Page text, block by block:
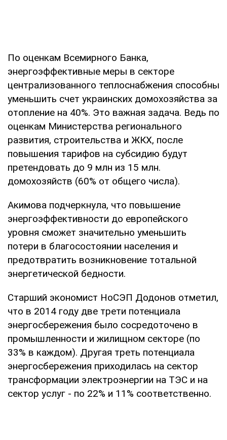
По оценкам Всемирного Банка,
энергоэффективные меры в секторе
централизованного теплоснабжения способны
уменьшить счет украинских домохозяйства за
отопление на 40%. Это важная задача. Ведь по
оценкам Министерства регионального
развития, строительства и ЖКХ, после
повышения тарифов на субсидию будут
претендовать до 9 млн из 15 млн.
домохозяйств (60% от общего числа).
Акимова подчеркнула, что повышение
энергоэффективности до европейского
уровня сможет значительно уменьшить
потери в благосостоянии населения и
предотвратить возникновение тотальной
энергетической бедности.
Старший экономист НоСЭП Додонов отметил,
что в 2014 году две трети потенциала
энергосбережения было сосредоточено в
промышленности и жилищном секторе (по
33% в каждом). Другая треть потенциала
энергосбережения приходилась на сектор
трансформации электроэнергии на ТЭС и на
сектор услуг - по 22% и 11% соответственно.